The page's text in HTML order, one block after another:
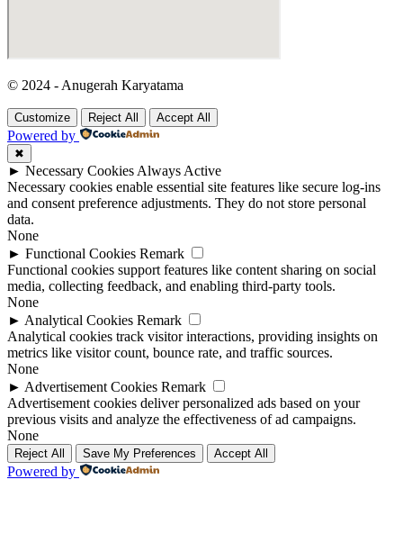
© 2024 - Anugerah Karyatama
Customize Reject All Accept All
Powered by
✖
► Necessary Cookies Always Active
Necessary cookies enable essential site features like secure log-ins
and consent preference adjustments. They do not store personal
data.
None
► Functional Cookies Remark
Functional cookies support features like content sharing on social
media, collecting feedback, and enabling third-party tools.
None
► Analytical Cookies Remark
Analytical cookies track visitor interactions, providing insights on
metrics like visitor count, bounce rate, and traffic sources.
None
► Advertisement Cookies Remark
Advertisement cookies deliver personalized ads based on your
previous visits and analyze the effectiveness of ad campaigns.
None
Reject All Save My Preferences Accept All
Powered by